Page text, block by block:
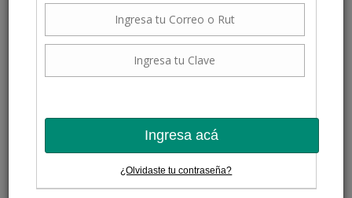
Ingresa acá
¿Olvidaste tu contraseña?